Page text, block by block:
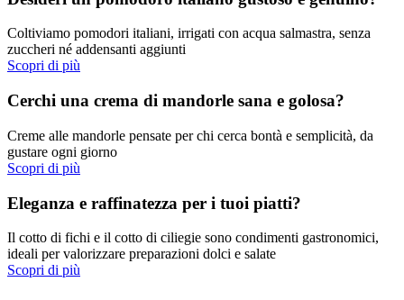
Coltiviamo pomodori italiani, irrigati con acqua salmastra, senza
zuccheri né addensanti aggiunti
Scopri di più
Cerchi una crema di mandorle sana e golosa?
Creme alle mandorle pensate per chi cerca bontà e semplicità, da
gustare ogni giorno
Scopri di più
Eleganza e raffinatezza per i tuoi piatti?
Il cotto di fichi e il cotto di ciliegie sono condimenti gastronomici,
ideali per valorizzare preparazioni dolci e salate
Scopri di più